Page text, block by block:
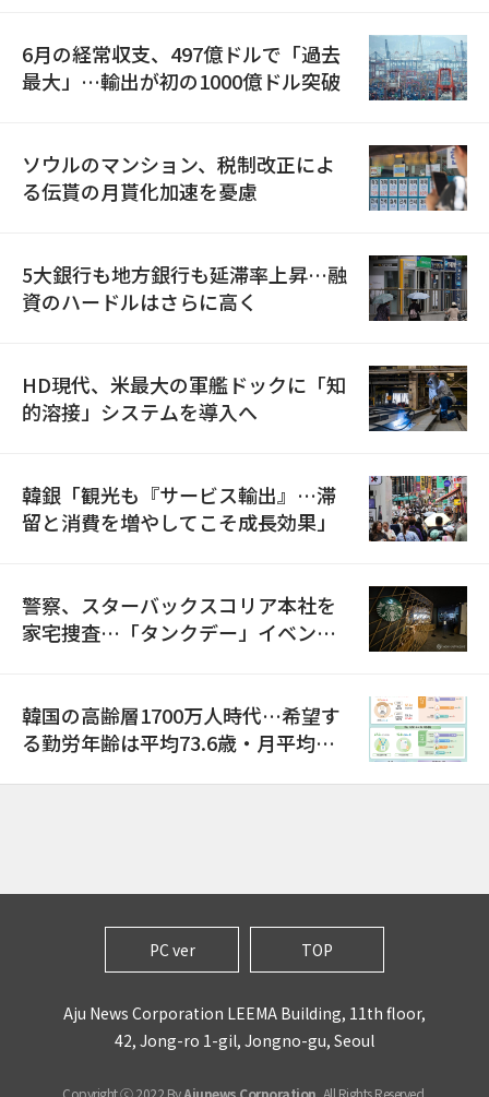
6月の経常収支、497億ドルで「過去
最大」…輸出が初の1000億ドル突破
ソウルのマンション、税制改正によ
る伝貰の月貰化加速を憂慮
5大銀行も地方銀行も延滞率上昇…融
資のハードルはさらに高く
HD現代、米最大の軍艦ドックに「知
的溶接」システムを導入へ
韓銀「観光も『サービス輸出』…滞
留と消費を増やしてこそ成長効果」
警察、スターバックスコリア本社を
家宅捜査…「タンクデー」イベント
韓国の高齢層1700万人時代…希望す
る勤労年齢は平均73.6歳・月平均賃
PC ver TOP
Aju News Corporation LEEMA Building, 11th floor,
42, Jong-ro 1-gil, Jongno-gu, Seoul